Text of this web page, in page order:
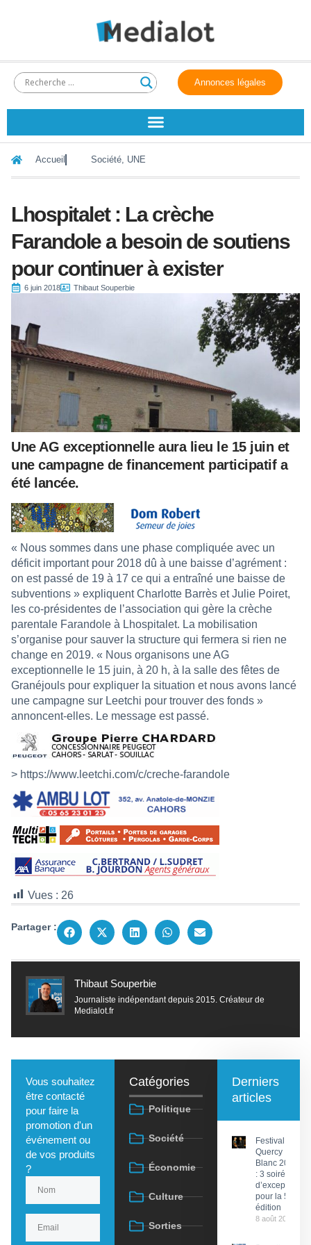
Annonces légales
Accueil Société, UNE
Lhospitalet : La crèche
Farandole a besoin de soutiens
pour continuer à exister
6 juin 2018 Thibaut Souperbie
Une AG exceptionnelle aura lieu le 15 juin et
une campagne de financement participatif a
été lancée.
« Nous sommes dans une phase compliquée avec un
déficit important pour 2018 dû à une baisse d’agrément :
on est passé de 19 à 17 ce qui a entraîné une baisse de
subventions » expliquent Charlotte Barrès et Julie Poiret,
les co-présidentes de l’association qui gère la crèche
parentale Farandole à Lhospitalet. La mobilisation
s’organise pour sauver la structure qui fermera si rien ne
change en 2019. « Nous organisons une AG
exceptionnelle le 15 juin, à 20 h, à la salle des fêtes de
Granéjouls pour expliquer la situation et nous avons lancé
une campagne sur Leetchi pour trouver des fonds »
annoncent-elles. Le message est passé.
> https://www.leetchi.com/c/creche-farandole
Vues : 26
Partager :
Thibaut Souperbie
Journaliste indépendant depuis 2015. Créateur de
Medialot.fr
Vous souhaitez
être contacté
pour faire la
promotion d'un
événement ou
de vos produits
?
Catégories
Politique
Société
Économie
Culture
Sorties
Derniers
articles
Festival du
Quercy
Blanc 2026
: 3 soirées
d’exception
pour la 58e
édition
8 août 2026